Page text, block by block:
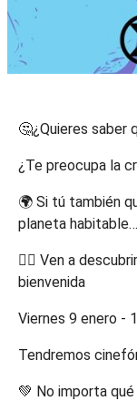
🤔¿Quieres saber
¿Te preocupa la
🌍 Si tú también
planeta habitable…
❤️‍🔥 Ven a
bienvenida
Viernes 9 enero -
Tendremos
💚 No importa